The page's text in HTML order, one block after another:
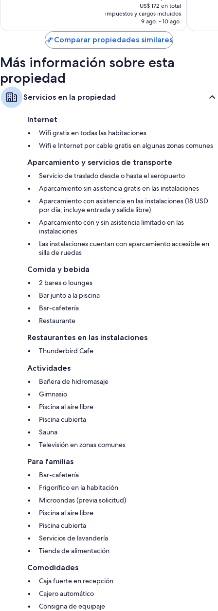
Ropa de cama hipoalergénica y colchones con pillow-top
Baños con bañeras profundas y artículos de tocador gratuitos
Televisiones de 42 pulgadas con canales de televisión premium
precio
actual
es
de
US$ 132
US$ 172 en total
impuestos y cargos incluidos
9 ago. - 10 ago.
Comparar propiedades similares
Más información sobre esta
propiedad
Servicios en la propiedad
Internet
Wifi gratis en todas las habitaciones
Wifi e Internet por cable gratis en algunas zonas comunes
Aparcamiento y servicios de transporte
Servicio de traslado desde o hasta el aeropuerto
Aparcamiento sin asistencia gratis en las instalaciones
Aparcamiento con asistencia en las instalaciones (18 USD
por día; incluye entrada y salida libre)
Aparcamiento con y sin asistencia limitado en las
instalaciones
Las instalaciones cuentan con aparcamiento accesible en
silla de ruedas
Comida y bebida
2 bares o lounges
Bar junto a la piscina
Bar-cafetería
Restaurante
Restaurantes en las instalaciones
Thunderbird Cafe
Actividades
Bañera de hidromasaje
Gimnasio
Piscina al aire libre
Piscina cubierta
Sauna
Televisión en zonas comunes
Para familias
Bar-cafetería
Frigorífico en la habitación
Microondas (previa solicitud)
Piscina al aire libre
Piscina cubierta
Servicios de lavandería
Tienda de alimentación
Comodidades
Caja fuerte en recepción
Cajero automático
Consigna de equipaje